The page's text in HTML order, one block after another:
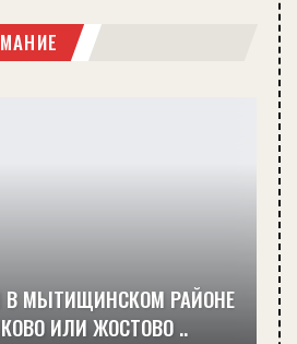
В МЫТИЩИНСКОМ РАЙОНЕ
ИЛИ ЖОСТОВО ..